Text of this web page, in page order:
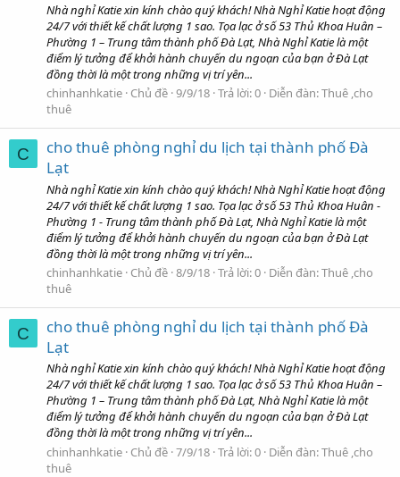
Nhà nghỉ Katie xin kính chào quý khách! Nhà Nghỉ Katie hoạt động
24/7 với thiết kế chất lượng 1 sao. Tọa lạc ở số 53 Thủ Khoa Huân –
Phường 1 – Trung tâm thành phố Đà Lạt, Nhà Nghỉ Katie là một
điểm lý tưởng để khởi hành chuyến du ngoạn của bạn ở Đà Lạt
đồng thời là một trong những vị trí yên...
chinhanhkatie Chủ đề 9/9/18 Trả lời: 0 Diễn đàn:Thuê ,cho
thuê
C
cho thuê phòng nghỉ du lịch tại thành phố Đà
Lạt
Nhà nghỉ Katie xin kính chào quý khách! Nhà Nghỉ Katie hoạt động
24/7 với thiết kế chất lượng 1 sao. Tọa lạc ở số 53 Thủ Khoa Huân -
Phường 1 - Trung tâm thành phố Đà Lạt, Nhà Nghỉ Katie là một
điểm lý tưởng để khởi hành chuyến du ngoạn của bạn ở Đà Lạt
đồng thời là một trong những vị trí yên...
chinhanhkatie Chủ đề 8/9/18 Trả lời: 0 Diễn đàn:Thuê ,cho
thuê
C
cho thuê phòng nghỉ du lịch tại thành phố Đà
Lạt
Nhà nghỉ Katie xin kính chào quý khách! Nhà Nghỉ Katie hoạt động
24/7 với thiết kế chất lượng 1 sao. Tọa lạc ở số 53 Thủ Khoa Huân –
Phường 1 – Trung tâm thành phố Đà Lạt, Nhà Nghỉ Katie là một
điểm lý tưởng để khởi hành chuyến du ngoạn của bạn ở Đà Lạt
đồng thời là một trong những vị trí yên...
chinhanhkatie Chủ đề 7/9/18 Trả lời: 0 Diễn đàn:Thuê ,cho
thuê